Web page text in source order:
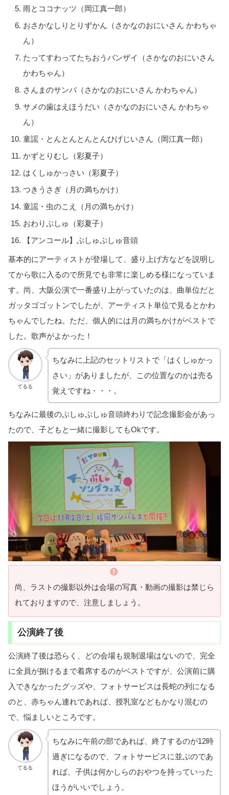
雨とココナッツ（岡江真一郎）
おさかなしりとりずかん（さかなのおにいさん かわちゃ
ん）
たってすわってたちおうバンザイ（さかなのおにいさん
かわちゃん）
さんまのサンバ（さかなのおにいさん かわちゃん）
サメの歯はえほうだい（さかなのおにいさん かわちゃ
ん）
童謡・とんとんとんとんひげじいさん（岡江真一郎）
かずとりむし（彩夏子）
はくしゅかっさい（彩夏子）
つきうさぎ（月の満ちかけ）
童謡・虫のこえ（月の満ちかけ）
おわりぷしゅ（彩夏子）
【アンコール】ぷしゅぷしゅ音頭
基本的にアーティストが登場して、盛り上げ方などを説明し
てから歌に入るので所見でも非常に楽しめる様になっていま
す。尚、大阪公演で一番盛り上がっていたのは、曲単位だと
ガッタゴゴットンでしたが、アーティスト単位で見るとかわ
ちゃんでしたね。ただ、個人的には月の満ちかけがベストで
した。歌声がよかった！
てるる
ちなみに上記のセットリストで「はくしゅかっ
さい」がありましたが、この位置なのかは売る
覚えですね・・・。
ちなみに最後のぷしゅぷしゅ音頭終わりで記念撮影会があっ
たので、子どもと一緒に撮影してもOkです。
尚、ラストの撮影以外は会場の写真・動画の撮影は禁じら
れておりますので、注意しましょう。
公演終了後
公演終了後は恐らく、どの会場も規制退場はないので、完全
に全員が捌けるまで着席するのがベストですが、公演前に購
入できなかったグッズや、フォトサービスは長蛇の列になる
のと、赤ちゃん連れであれば、授乳室などもかなり混むの
で、悩ましいところです。
てるる
ちなみに午前の部であれば、終了するのが12時
過ぎになるので、フォトサービスに並ぶのであ
れば、子供は何かしらのおやつを持っていった
ほうがいいでしょう。